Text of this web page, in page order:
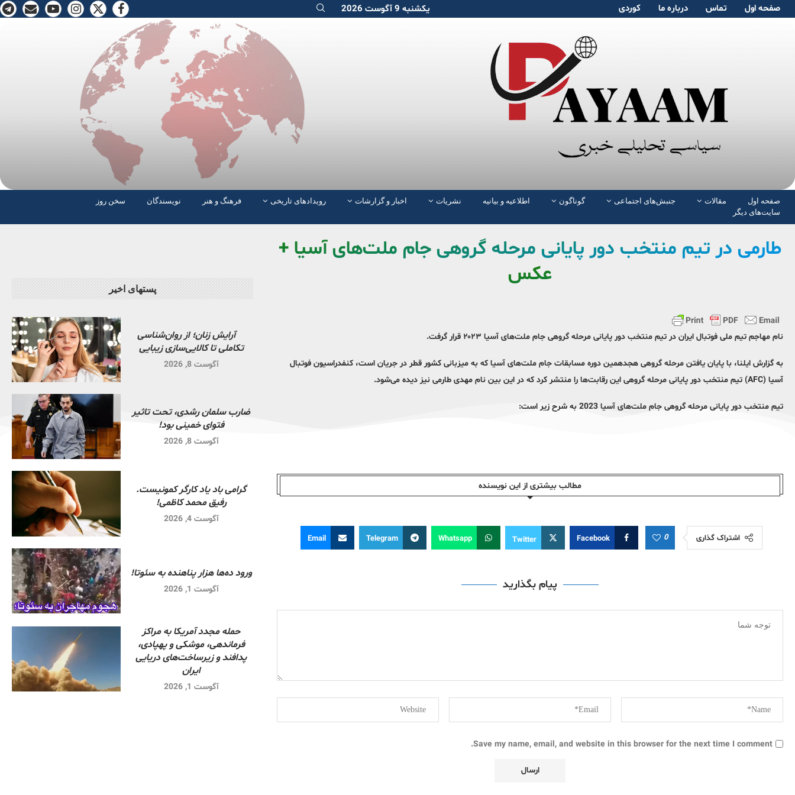
صفحە اول تماس دربارە ما کوردی یکشنبه 9 آگوست 2026
صفحە اول مقالات جنبش‌های اجتماعی گوناگون اطلاعیه و بیانیه نشریات اخبار و گزارشات رویدادهای تاریخی فرهنگ و هنر نویسندگان
سخن روز
سایت‌های دیگر
طارمی در تیم منتخب دور پایانی مرحله گروهی جام ملت‌های آسیا +
عکس
نام مهاجم تیم ملی فوتبال ایران در تیم منتخب دور پایانی مرحله گروهی جام ملت‌های آسیا ۲۰۲۳ قرار گرفت.
به گزارش ایلنا، با پایان یافتن مرحله گروهی هجدهمین دوره مسابقات جام ملت‌های آسیا که به میزبانی کشور قطر در جریان است، کنفدراسیون فوتبال
آسیا (AFC) تیم منتخب دور پایانی مرحله گروهی این رقابت‌ها را منتشر کرد که در این بین نام مهدی طارمی نیز دیده می‌شود.
تیم منتخب دور پایانی مرحله گروهی جام ملت‌های آسیا 2023 به شرح زیر است:
مطالب بیشتری از این نویسندە
اشتراک گذاری 0
Facebook
Twitter
Whatsapp
Telegram
Email
پیام بگذارید
Save my name, email, and website in this browser for the next time I comment.
پستهای اخیر
آرایش زنان؛ از روان‌شناسی
تکاملی تا کالایی‌سازی زیبایی
آگوست 8, 2026
ضارب سلمان رشدی، تحت تاثیر
فتوای خمینی بود!
آگوست 8, 2026
گرامی باد یاد کارگر کمونیست.
رفیق محمد کاظمی!
آگوست 4, 2026
ورود ده‌ها هزار پناهنده به سئوتا!
آگوست 1, 2026
حمله مجدد آمریکا به مراکز
فرماندهی، موشکی و پهپادی،
پدافند و زیرساخت‌های دریایی
ایران
آگوست 1, 2026